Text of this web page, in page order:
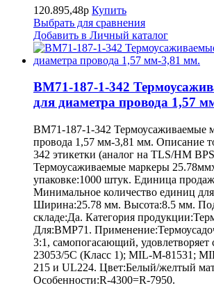
120.895,48р Купить
Выбрать для сравнения
Добавить в Личный каталог
BM71-187-1-342
для диаметра провода 1,57
BM71-187-1-342 Термоусаживаемые
провода 1,57 мм-3,81 мм. Описание
342 этикетки (аналог на TLS/HM
Термоусаживаемые маркеры
упаковке:1000 штук. Единица
Минимальное количество единиц
Ширина:25.78 мм. Высота:8.5 мм.
складе:Да. Категория
Для:BMP71.
3:1, самопогасающий,
23053/5C (Класс 1); MIL-M-81531;
215 и UL224. Цвет:Белый/желтый
Особенности:R-4300=R-7950.